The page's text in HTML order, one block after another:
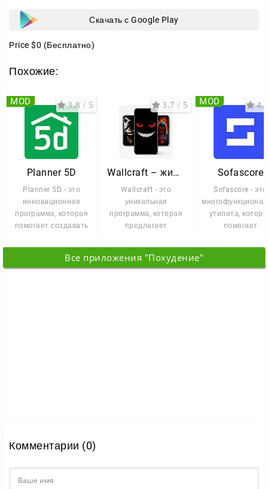
Скачать с Google Play
Price $0 (Бесплатно)
Похожие:
Planner 5D
Planner 5D - это
инновационная
программа, которая
помогает создавать
функциональные
3.8 / 5
MOD
Wallcraft – живые обои HD
Wallcraft - это
уникальная
программа, которая
предлагает
для вашего
устройства.
3.7 / 5
Sofascore
Sofascore - это
утилита,
помогает
спортивные
MOD
Все приложения "Похудение"
Комментарии (0)